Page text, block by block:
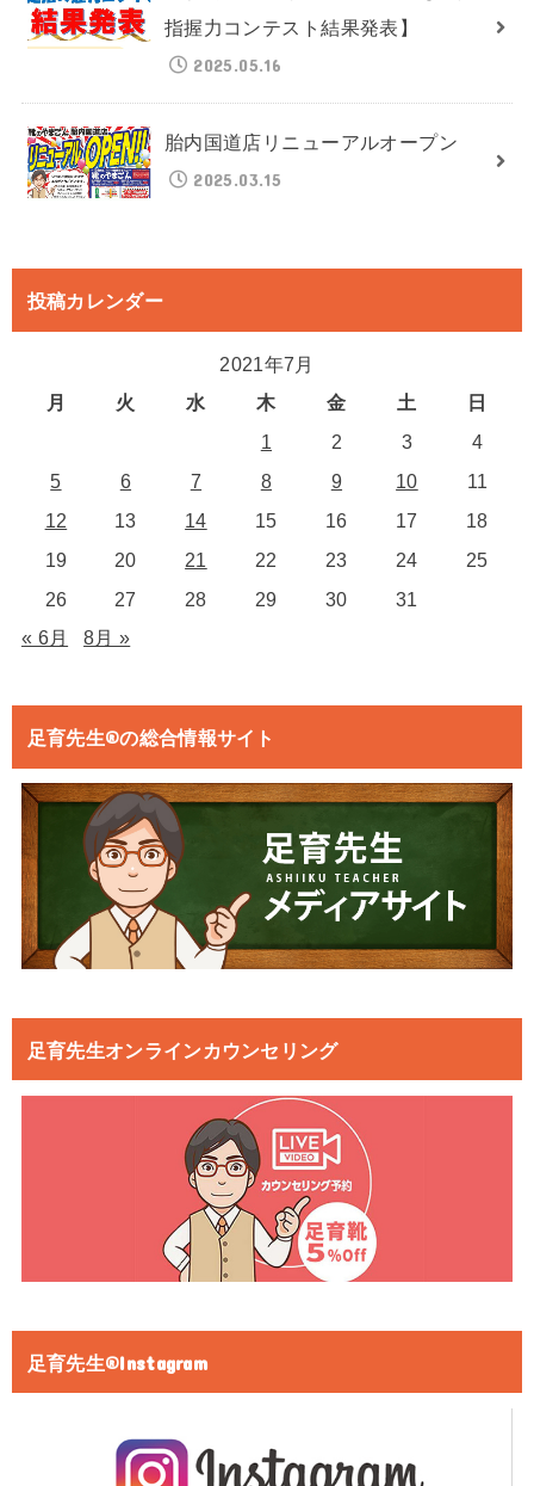
指握力コンテスト結果発表】
2025.05.16
胎内国道店リニューアルオープン
2025.03.15
投稿カレンダー
2021年7月
月
火 水 木 金 土
日
1
2 3
4
5
6 7 8 9 10
11
12
13 14 15 16 17
18
19
20 21 22 23 24
25
26
27 28 29 30
31
« 6月
8月 »
足育先生®の総合情報サイト
足育先生オンラインカウンセリング
足育先生®Instagram